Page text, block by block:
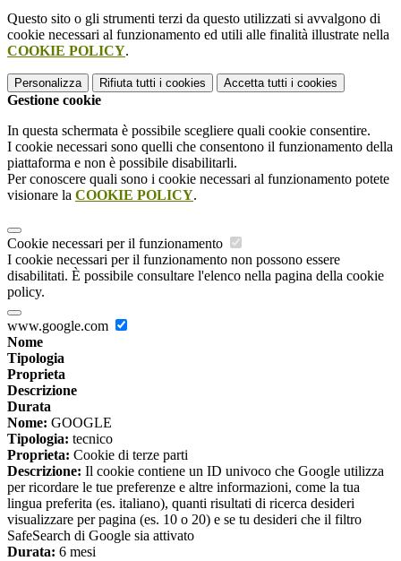
Questo sito o gli strumenti terzi da questo utilizzati si avvalgono di
cookie necessari al funzionamento ed utili alle finalità illustrate nella
COOKIE POLICY.
Personalizza Rifiuta tutti i cookies Accetta tutti i cookies
Gestione cookie
In questa schermata è possibile scegliere quali cookie consentire.
I cookie necessari sono quelli che consentono il funzionamento della
piattaforma e non è possibile disabilitarli.
Per conoscere quali sono i cookie necessari al funzionamento potete
visionare la COOKIE POLICY.
Cookie necessari per il funzionamento
I cookie necessari per il funzionamento non possono essere
disabilitati. È possibile consultare l'elenco nella pagina della cookie
policy.
www.google.com
Nome
Tipologia
Proprieta
Descrizione
Durata
Nome: GOOGLE
Tipologia: tecnico
Proprieta: Cookie di terze parti
Descrizione: Il cookie contiene un ID univoco che Google utilizza
per ricordare le tue preferenze e altre informazioni, come la tua
lingua preferita (es. italiano), quanti risultati di ricerca desideri
visualizzare per pagina (es. 10 o 20) e se tu desideri che il filtro
SafeSearch di Google sia attivato
Durata: 6 mesi